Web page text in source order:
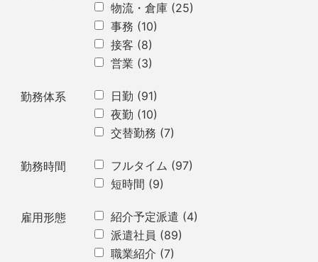
物流・倉庫 (25)
事務 (10)
接客 (8)
営業 (3)
勤務体系 日勤 (91)
夜勤 (10)
交替勤務 (7)
勤務時間 フルタイム (97)
短時間 (9)
雇用形態 紹介予定派遣 (4)
派遣社員 (89)
職業紹介 (7)